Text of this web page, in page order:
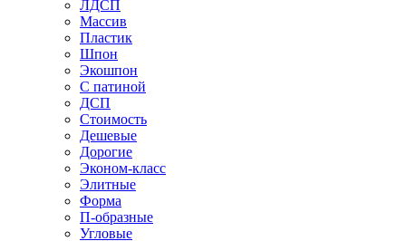
ЛДСП
Массив
Пластик
Шпон
Экошпон
С патиной
ДСП
Стоимость
Дешевые
Дорогие
Эконом-класс
Элитные
Форма
П-образные
Угловые